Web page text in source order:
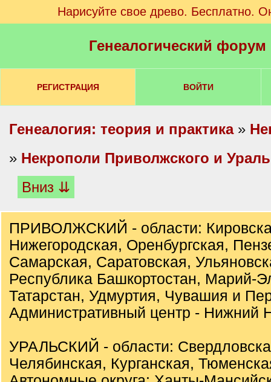
Нарисуйте свое древо. Бесплатно.
Генеалогический
РЕГИСТРАЦИЯ ВОЙТИ
Генеалогия: теория и практика»
» Некрополи Приволжского и
Вниз ⇊
ПРИВОЛЖСКИЙ - области:
Нижегородская, Оренбургская,
Самарская, Саратовская,
Республика Башкортостан, Марий-
Татарстан, Удмуртия, Чувашия и
Административный центр - Нижний
УРАЛЬСКИЙ - области:
Челябинская, Курганская,